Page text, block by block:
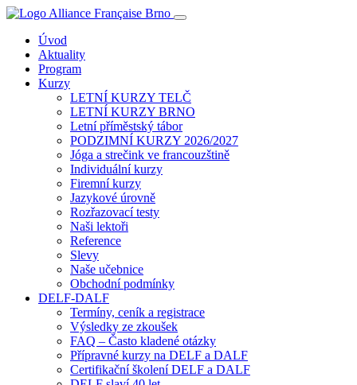
Úvod
Aktuality
Program
Kurzy
LETNÍ KURZY TELČ
LETNÍ KURZY BRNO
Letní příměstský tábor
PODZIMNÍ KURZY 2026/2027
Jóga a strečink ve francouzštině
Individuální kurzy
Firemní kurzy
Jazykové úrovně
Rozřazovací testy
Naši lektoři
Reference
Slevy
Naše učebnice
Obchodní podmínky
DELF-DALF
Termíny, ceník a registrace
Výsledky ze zkoušek
FAQ – Často kladené otázky
Přípravné kurzy na DELF a DALF
Certifikační školení DELF a DALF